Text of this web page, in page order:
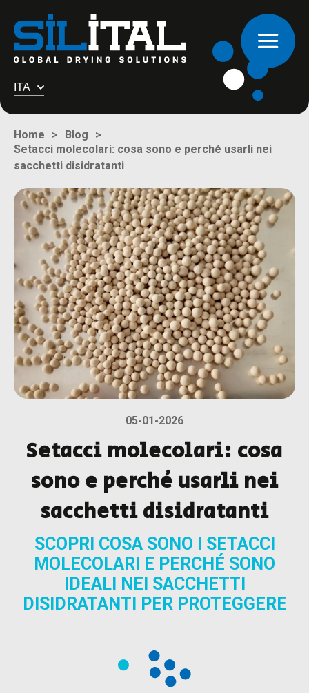
ITA
Home
Blog
Setacci molecolari: cosa sono e perché usarli nei
sacchetti disidratanti
05-01-2026
Setacci molecolari: cosa
sono e perché usarli nei
sacchetti disidratanti
SCOPRI COSA SONO I SETACCI
MOLECOLARI E PERCHÉ SONO
IDEALI NEI SACCHETTI
DISIDRATANTI PER PROTEGGERE